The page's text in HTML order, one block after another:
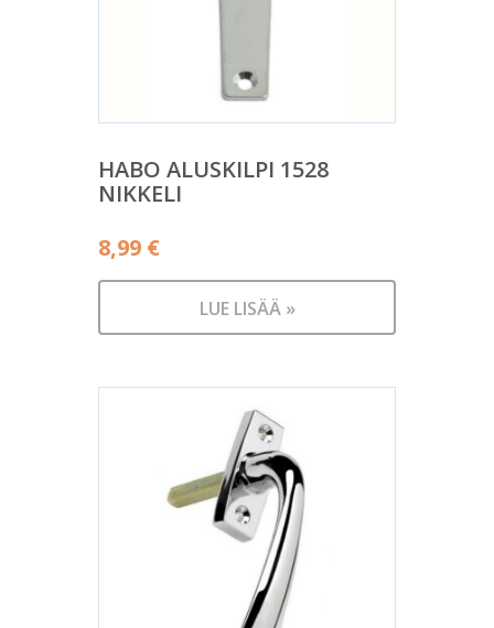
HABO ALUSKILPI 1528
NIKKELI
8,99 €
LUE LISÄÄ »